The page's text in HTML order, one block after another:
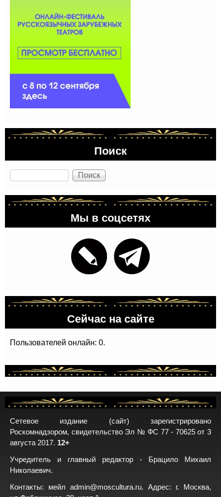
Поиск
Поиск
Мы в соцсетях
Сейчас на сайте
Пользователей онлайн: 0.
Сетевое издание (сайт) зарегистрировано
Роскомнадзором, свидетельство Эл № ФС 77 - 70625 от 3
августа 2017. 12+
Учредитель и главный редактор - Брацило Михаил
Николаевич.
Контакты: мейл admin@moscultura.ru. Адрес: г. Москва,